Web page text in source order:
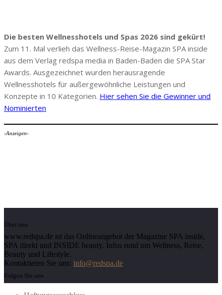
Die besten Wellnesshotels und Spas 2026 sind gekürt!
Zum 11. Mal verlieh das Wellness-Reise-Magazin SPA inside
aus dem Verlag redspa media in Baden-Baden die SPA Star
Awards. Ausgezeichnet wurden herausragende
Wellnesshotels für außergewöhnliche Leistungen und
Konzepte in 10 Kategorien. Hier sehen Sie die Gewinner und
Nominierten
-Anzeigen-
Über uns
www.redspa.de ist das Onlineangebot der Magazine SPA inside,
SPA direkt und INSIDE beauty. Infos rund um Wellness, Reise,
Beauty und Lifestyle.
Kontaktieren Sie uns: info@redspa.de
Folgen Sie uns